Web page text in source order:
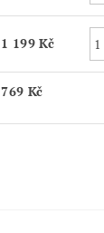
1 199 Kč
769 Kč